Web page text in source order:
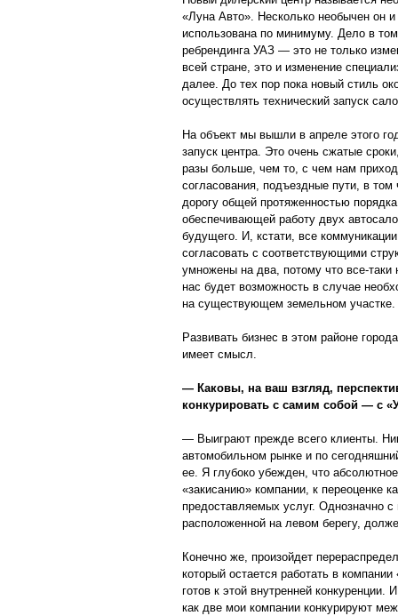
«Луна Авто». Несколько необычен он
использована по минимуму. Дело в
ребрендинга УАЗ — это не только
всей стране, это и изменение
далее. До тех пор пока новый стиль
осуществлять технический запуск
На объект мы вышли в апреле этого
запуск центра. Это очень сжатые
разы больше, чем то, с чем нам
согласования, подъездные пути, в
дорогу общей протяженностью
обеспечивающей работу двух
будущего. И, кстати, все
согласовать с соответствующими
умножены на два, потому что все-
нас будет возможность в случае
на существующем земельном участке.
Развивать бизнес в этом районе
имеет смысл.
— Каковы, на ваш взгляд,
конкурировать с самим собой — с
— Выиграют прежде всего клиенты.
автомобильном рынке и по
ее. Я глубоко убежден, что
«закисанию» компании, к переоценке
предоставляемых услуг. Однозначно
расположенной на левом берегу,
Конечно же, произойдет
который остается работать в
готов к этой внутренней
как две мои компании конкурируют